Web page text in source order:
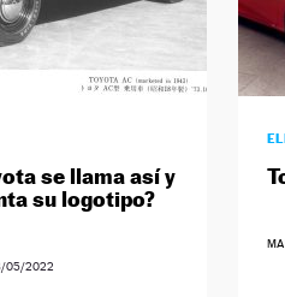
se llama así y
su logotipo?
05/2022